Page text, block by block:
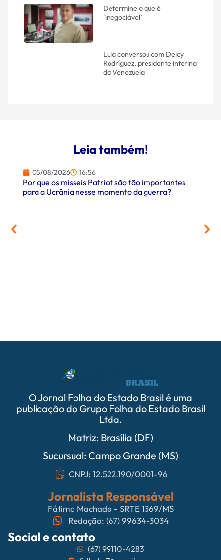
Determine o que é
‘inegociável’
Lula conversou com Delcy
Rodríguez, presidente interina
da Venezuela
Leia também!
05/08/2026 16:56
Por que os mísseis Patriot são tão importantes
para a Ucrânia nesse momento da guerra?
O Jornal Folha do Estado Brasil é uma
publicação do Grupo Folha do Estado Brasil
Ltda.
Matriz: Brasília (DF)
Sucursual: Campo Grande (MS)
CNPJ: 12.522.190/0001-96
Jornalista Responsável
Fátima Machado - SRTE 1369/MS
Redação: (67) 99634-3034
Social e contato
(67) 99110-4283